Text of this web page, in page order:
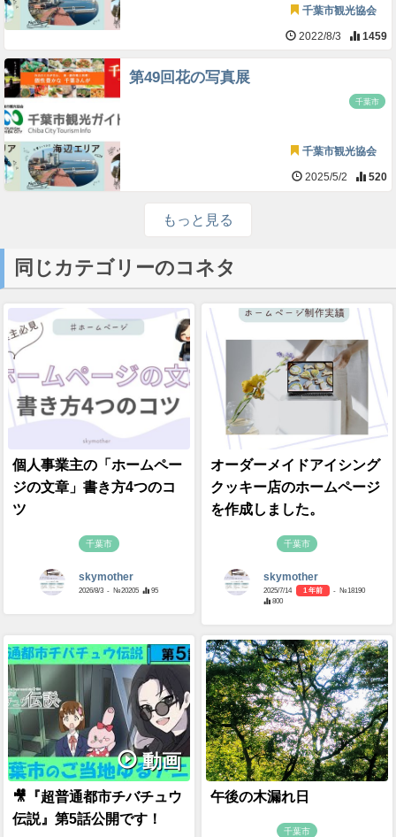
千葉市観光協会
2022/8/3 1459
第49回花の写真展
千葉市
千葉市観光協会
2025/5/2 520
もっと見る
同じカテゴリーのコネタ
個人事業主の「ホームペー
ジの文章」書き方4つのコ
ツ
千葉市
skymother
2026/8/3 - №20205 95
オーダーメイドアイシング
クッキー店のホームページ
を作成しました。
千葉市
skymother
2025/7/14 1 年前
- №18190
800
動画
🎥『超普通都市チバチュウ
伝説』第5話公開です！
午後の木漏れ日
千葉市